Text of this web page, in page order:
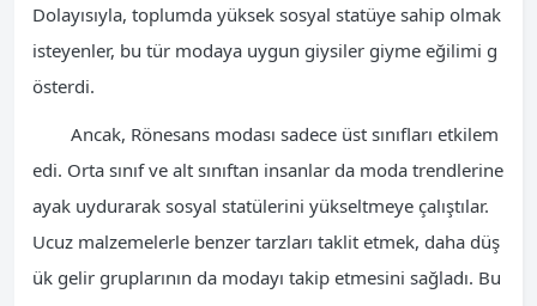
Dolayısıyla, toplumda yüksek sosyal statüye sahip olmak
isteyenler, bu tür modaya uygun giysiler giyme eğilimi g
österdi.
Ancak, Rönesans modası sadece üst sınıfları etkilem
edi. Orta sınıf ve alt sınıftan insanlar da moda trendlerine
ayak uydurarak sosyal statülerini yükseltmeye çalıştılar.
Ucuz malzemelerle benzer tarzları taklit etmek, daha düş
ük gelir gruplarının da modayı takip etmesini sağladı. Bu